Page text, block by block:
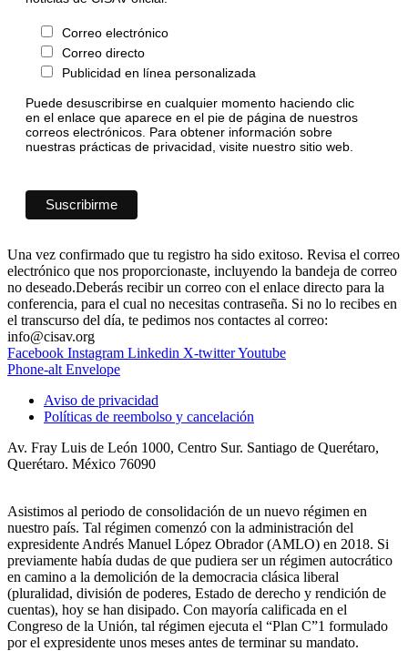
Correo electrónico
Correo directo
Publicidad en línea personalizada
Puede desuscribirse en cualquier momento haciendo clic
en el enlace que aparece en el pie de página de nuestros
correos electrónicos. Para obtener información sobre
nuestras prácticas de privacidad, visite nuestro sitio web.
Una vez confirmado que tu registro ha sido exitoso. Revisa el correo
electrónico que nos proporcionaste, incluyendo la bandeja de correo
no deseado.Deberás recibir un correo con el enlace directo para la
conferencia, para el cual no necesitas contraseña. Si no lo recibes en
el transcurso del día, te pedimos nos contactes al correo:
info@cisav.org
Facebook Instagram Linkedin X-twitterYoutube
Phone-alt Envelope
Aviso de privacidad
Políticas de reembolso y cancelación
Av. Fray Luis de León 1000, Centro Sur. Santiago de Querétaro,
Querétaro. México 76090
Asistimos al periodo de consolidación de un nuevo régimen en
nuestro país. Tal régimen comenzó con la administración del
expresidente Andrés Manuel López Obrador (AMLO) en 2018. Si
previamente había dudas de que pudiera ser un régimen autocrático
en camino a la demolición de la democracia clásica liberal
(pluralidad, división de poderes, Estado de derecho y rendición de
cuentas), hoy se han disipado. Con mayoría calificada en el
Congreso de la Unión, tal régimen ejecuta el “Plan C”1 formulado
por el expresidente unos meses antes de terminar su mandato.